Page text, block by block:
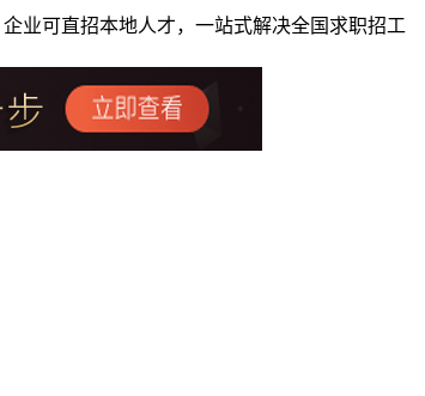
业可直招本地人才，一站式解决全国求职招工